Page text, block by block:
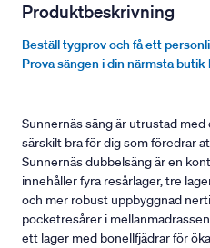
Produktbeskrivning
Beställ tygprov och få ett
Prova sängen i din närmsta butik
Sunnernäs säng är utrustad
särskilt bra för dig som föredrar
Sunnernäs dubbelsäng är en
innehåller fyra resårlager, tre
och mer robust uppbyggnad
pocketresårer i
ett lager med bonellfjädrar för